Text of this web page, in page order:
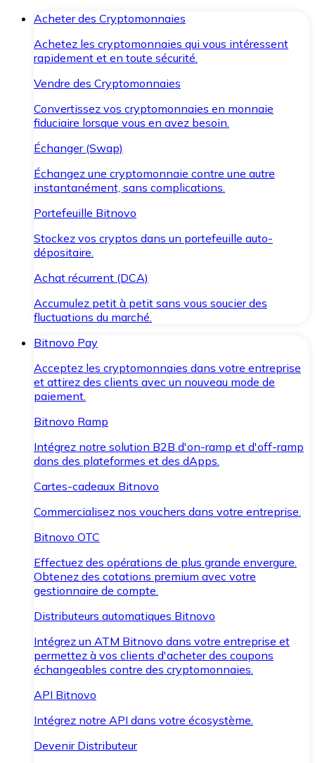
Acheter des Cryptomonnaies
Achetez les cryptomonnaies qui vous intéressent
rapidement et en toute sécurité.
Vendre des Cryptomonnaies
Convertissez vos cryptomonnaies en monnaie
fiduciaire lorsque vous en avez besoin.
Échanger (Swap)
Échangez une cryptomonnaie contre une autre
instantanément, sans complications.
Portefeuille Bitnovo
Stockez vos cryptos dans un portefeuille auto-
dépositaire.
Achat récurrent (DCA)
Accumulez petit à petit sans vous soucier des
fluctuations du marché.
Bitnovo Pay
Acceptez les cryptomonnaies dans votre entreprise
et attirez des clients avec un nouveau mode de
paiement.
Bitnovo Ramp
Intégrez notre solution B2B d'on-ramp et d'off-ramp
dans des plateformes et des dApps.
Cartes-cadeaux Bitnovo
Commercialisez nos vouchers dans votre entreprise.
Bitnovo OTC
Effectuez des opérations de plus grande envergure.
Obtenez des cotations premium avec votre
gestionnaire de compte.
Distributeurs automatiques Bitnovo
Intégrez un ATM Bitnovo dans votre entreprise et
permettez à vos clients d'acheter des coupons
échangeables contre des cryptomonnaies.
API Bitnovo
Intégrez notre API dans votre écosystème.
Devenir Distributeur